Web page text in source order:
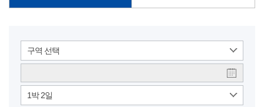
구역 선택
1박 2일